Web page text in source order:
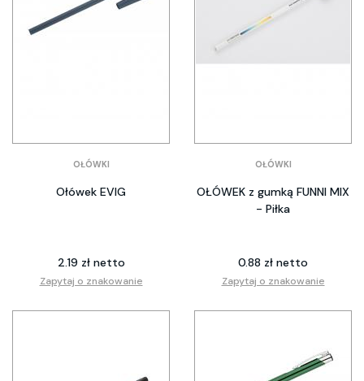
OŁÓWKI
Ołówek EVIG
2.19 zł netto
Zapytaj o znakowanie
OŁÓWKI
OŁÓWEK z gumką FUNNI MIX
- Piłka
0.88 zł netto
Zapytaj o znakowanie